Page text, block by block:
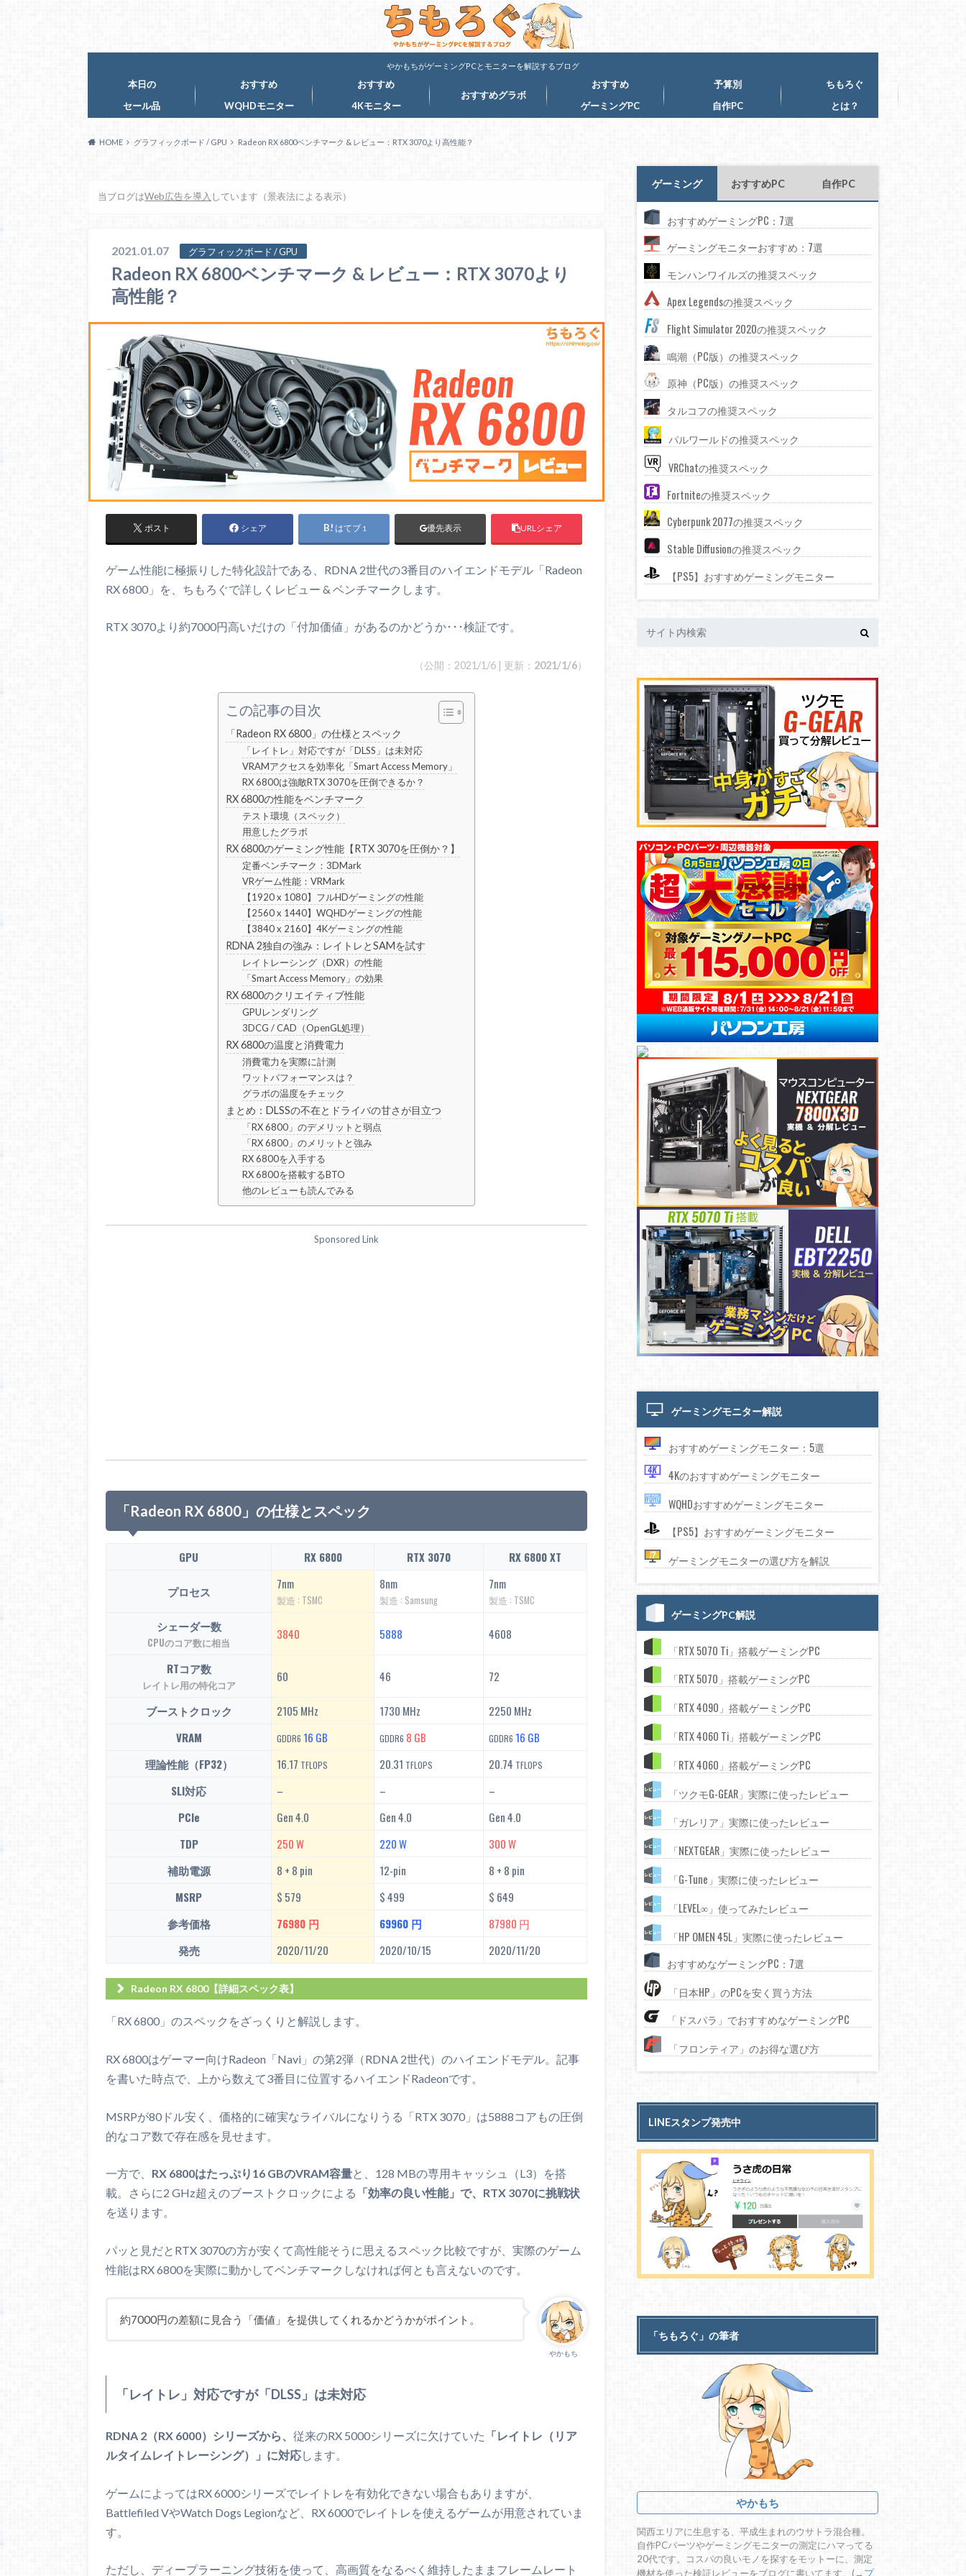
やかもちがゲーミングPCとモニターを解説するブログ
本日の
セール品
おすすめ
WQHDモニター
おすすめ
4Kモニター
おすすめグラボ
おすすめ
ゲーミングPC
予算別
自作PC
ちもろぐ
とは？
HOME グラフィックボード / GPU Radeon RX 6800ベンチマーク & レビュー：RTX 3070より高性能？
当ブログはWeb広告を導入 しています（景表法による表示）
2021.01.07 グラフィックボード / GPU
Radeon RX 6800ベンチマーク & レビュー：RTX 3070より
高性能？
ポスト シェア はてブ 1 優先表示 URLシェア
ゲーム性能に極振りした特化設計である、RDNA 2世代の3番目のハイエンドモデル「Radeon
RX 6800」を、ちもろぐで詳しくレビュー & ベンチマークします。
RTX 3070より約7000円高いだけの「付加価値」があるのかどうか･･･検証です。
（公開：2021/1/6 | 更新： 2021/1/6）
この記事の目次
「Radeon RX 6800」の仕様とスペック
「レイトレ」対応ですが「DLSS」は未対応
VRAMアクセスを効率化「Smart Access Memory」
RX 6800は強敵RTX 3070を圧倒できるか？
RX 6800の性能をベンチマーク
テスト環境（スペック）
用意したグラボ
RX 6800のゲーミング性能【RTX 3070を圧倒か？】
定番ベンチマーク：3DMark
VRゲーム性能：VRMark
【1920 x 1080】フルHDゲーミングの性能
【2560 x 1440】WQHDゲーミングの性能
【3840 x 2160】4Kゲーミングの性能
RDNA 2独自の強み：レイトレとSAMを試す
レイトレーシング（DXR）の性能
「Smart Access Memory」の効果
RX 6800のクリエイティブ性能
GPUレンダリング
3DCG / CAD（OpenGL処理）
RX 6800の温度と消費電力
消費電力を実際に計測
ワットパフォーマンスは？
グラボの温度をチェック
まとめ：DLSSの不在とドライバの甘さが目立つ
「RX 6800」のデメリットと弱点
「RX 6800」のメリットと強み
RX 6800を入手する
RX 6800を搭載するBTO
他のレビューも読んでみる
Sponsored Link
「Radeon RX 6800」の仕様とスペック
GPU RX 6800 RTX 3070 RX 6800 XT
プロセス 7nm
製造 : TSMC
8nm
製造 : Samsung
7nm
製造 : TSMC
シェーダー数
CPUのコア数に相当
3840 5888 4608
RTコア数
レイトレ用の特化コア
60 46 72
ブーストクロック 2105 MHz 1730 MHz
2250 MHz
VRAM
GDDR6 16 GB GDDR6 8 GB GDDR6 16 GB
理論性能（FP32）
16.17 TFLOPS 20.31 TFLOPS 20.74 TFLOPS
SLI対応 – –
–
PCIe
Gen 4.0 Gen 4.0
Gen 4.0
TDP
250 W 220 W
300 W
補助電源
8 + 8 pin 12-pin
8 + 8 pin
MSRP
$ 579 $ 499
$ 649
参考価格
76980 円 69960 円
87980 円
発売
2020/11/20 2020/10/15 2020/11/20
Radeon RX 6800【詳細スペック表】
GPU RX 6800
プロセス 7nm
製造 : TSMC
8nm
製造 : Samsung
7nm
トランジスタ数 268.0 億 174.0 億
ダイサイズ
CPUのコア数に相当
3840 5888 4608
TMU数
Texture Mapping Unitのこと
ROP数
Render Output Unitのこと
96 64 128
Tensorコア数
0 184
L1キャッシュ
L2キャッシュ
コア全体で共有
4.0 MB
コア全体で共有
128.0 MB – 128.0 MB
「RX 6800」のスペックをざっくりと解説します。
RX 6800はゲーマー向けRadeon「Navi」の第2弾（RDNA 2世代）のハイエンドモデル。記事
を書いた時点で、上から数えて3番目に位置するハイエンドRadeonです。
MSRPが80ドル安く、価格的に確実なライバルになりうる「RTX 3070」は5888コアもの圧倒
的なコア数で存在感を見せます。
一方で、 RX 6800はたっぷり16 GBのVRAM容量と、128 MBの専用キャッシュ（L3）を搭
載。さらに2 GHz超えのブーストクロックによる 「効率の良い性能」で、RTX 3070に挑戦状
を送ります。
パッと見だとRTX 3070の方が安くて高性能そうに思えるスペック比較ですが、実際のゲーム
性能はRX 6800を実際に動かしてベンチマークしなければ何とも言えないのです。
やかもち
約7000円の差額に見合う「価値」を提供してくれるかどうかがポイント。
「レイトレ」対応ですが「DLSS」は未対応
RDNA 2（RX 6000）シリーズから、 従来のRX 5000シリーズに欠けていた 「レイトレ（リア
ルタイムレイトレーシング）」に対応します。
ゲームによってはRX 6000シリーズでレイトレを有効化できない場合もありますが、
Battlefiled VやWatch Dogs Legionなど、RX 6000でレイトレを使えるゲームが用意されていま
す。
ただし、ディープラーニング技術を使って、高画質をなるべく維持したままフレームレート
ゲーミング おすすめPC 自作PC
おすすめゲーミングPC：7選
ゲーミングモニターおすすめ：7選
モンハンワイルズの推奨スペック
Apex Legendsの推奨スペック
Flight Simulator 2020の推奨スペック
鳴潮（PC版）の推奨スペック
原神（PC版）の推奨スペック
タルコフの推奨スペック
パルワールドの推奨スペック
VRChatの推奨スペック
Fortniteの推奨スペック
Cyberpunk 2077の推奨スペック
Stable Diffusionの推奨スペック
【PS5】おすすめゲーミングモニター
ゲーミングモニター解説
おすすめゲーミングモニター：5選
4Kのおすすめゲーミングモニター
WQHDおすすめゲーミングモニター
【PS5】おすすめゲーミングモニター
ゲーミングモニターの選び方を解説
ゲーミングPC解説
「RTX 5070 Ti」搭載ゲーミングPC
「RTX 5070」搭載ゲーミングPC
「RTX 4090」搭載ゲーミングPC
「RTX 4060 Ti」搭載ゲーミングPC
「RTX 4060」搭載ゲーミングPC
「ツクモG-GEAR」実際に使ったレビュー
「ガレリア」実際に使ったレビュー
「NEXTGEAR」実際に使ったレビュー
「G-Tune」実際に使ったレビュー
「LEVEL∞」使ってみたレビュー
「HP OMEN 45L」実際に使ったレビュー
おすすめなゲーミングPC：7選
「日本HP」のPCを安く買う方法
「ドスパラ」でおすすめなゲーミングPC
「フロンティア」のお得な選び方
LINEスタンプ発売中
「ちもろぐ」の筆者
やかもち
関西エリアに生息する、平成生まれのウサトラ混合種。
自作PCパーツやゲーミングモニターの測定にハマってる
20代です。コスパの良いモノを探すをモットーに、測定
機材を使った検証レビューをブログに書いてます。(→プ